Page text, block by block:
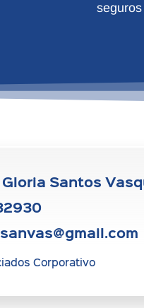
Santos
Corporativo